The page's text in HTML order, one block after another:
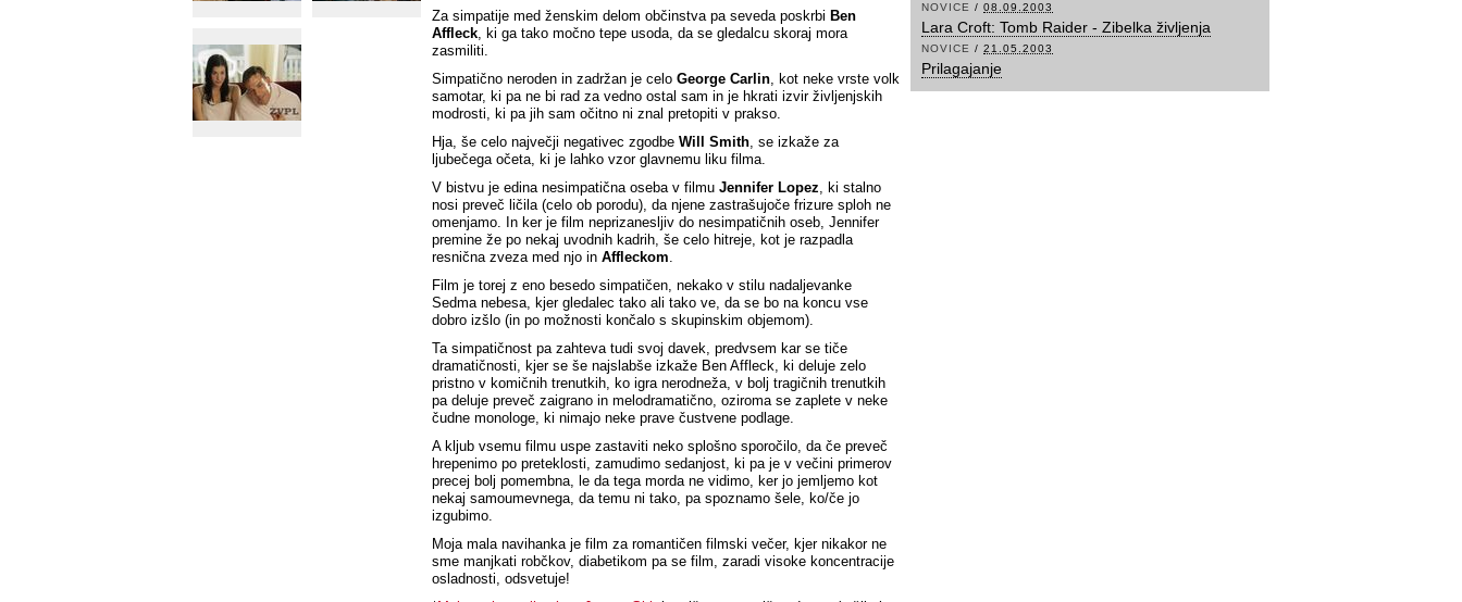
Za simpatije med ženskim delom občinstva pa seveda poskrbi Ben
Affleck, ki ga tako močno tepe usoda, da se gledalcu skoraj mora
zasmiliti.
Simpatično neroden in zadržan je celo George Carlin, kot neke vrste volk
samotar, ki pa ne bi rad za vedno ostal sam in je hkrati izvir življenjskih
modrosti, ki pa jih sam očitno ni znal pretopiti v prakso.
Hja, še celo največji negativec zgodbe Will Smith, se izkaže za
ljubečega očeta, ki je lahko vzor glavnemu liku filma.
V bistvu je edina nesimpatična oseba v filmu Jennifer Lopez, ki stalno
nosi preveč ličila (celo ob porodu), da njene zastrašujoče frizure sploh ne
omenjamo. In ker je film neprizanesljiv do nesimpatičnih oseb, Jennifer
premine že po nekaj uvodnih kadrih, še celo hitreje, kot je razpadla
resnična zveza med njo in Affleckom.
Film je torej z eno besedo simpatičen, nekako v stilu nadaljevanke
Sedma nebesa, kjer gledalec tako ali tako ve, da se bo na koncu vse
dobro izšlo (in po možnosti končalo s skupinskim objemom).
Ta simpatičnost pa zahteva tudi svoj davek, predvsem kar se tiče
dramatičnosti, kjer se še najslabše izkaže Ben Affleck, ki deluje zelo
pristno v komičnih trenutkih, ko igra nerodneža, v bolj tragičnih trenutkih
pa deluje preveč zaigrano in melodramatično, oziroma se zaplete v neke
čudne monologe, ki nimajo neke prave čustvene podlage.
A kljub vsemu filmu uspe zastaviti neko splošno sporočilo, da če preveč
hrepenimo po preteklosti, zamudimo sedanjost, ki pa je v večini primerov
precej bolj pomembna, le da tega morda ne vidimo, ker jo jemljemo kot
nekaj samoumevnega, da temu ni tako, pa spoznamo šele, ko/če jo
izgubimo.
Moja mala navihanka je film za romantičen filmski večer, kjer nikakor ne
sme manjkati robčkov, diabetikom pa se film, zaradi visoke koncentracije
osladnosti, odsvetuje!
NOVICE / 08.09.2003
Lara Croft: Tomb Raider - Zibelka življenja
NOVICE / 21.05.2003
Prilagajanje